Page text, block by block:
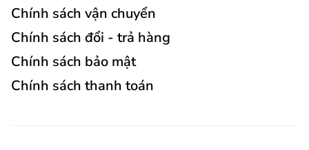
Chính sách vận chuyển
Chính sách đổi - trả hàng
Chính sách bảo mật
Chính sách thanh toán